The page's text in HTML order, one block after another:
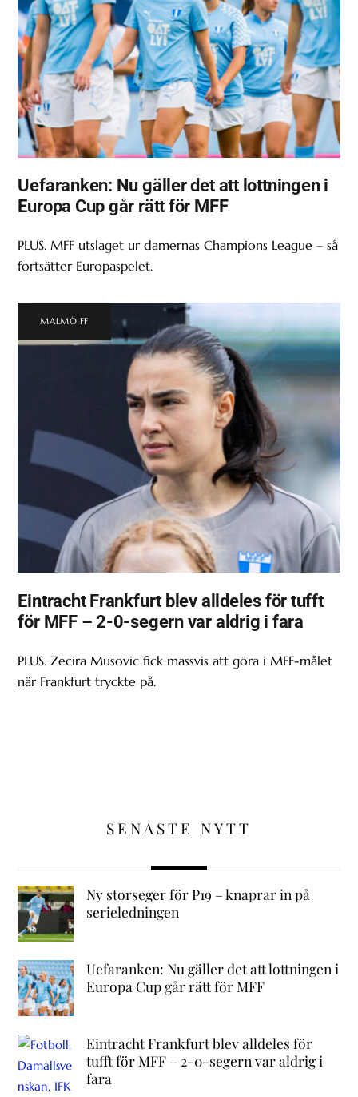
Uefaranken: Nu gäller det att lottningen i
Europa Cup går rätt för MFF
PLUS. MFF utslaget ur damernas Champions League – så
fortsätter Europaspelet.
MALMÖ FF
Eintracht Frankfurt blev alldeles för tufft
för MFF – 2-0-segern var aldrig i fara
PLUS. Zecira Musovic fick massvis att göra i MFF-målet
när Frankfurt tryckte på.
SENASTE NYTT
Ny storseger för P19 – knaprar in på
serieledningen
Uefaranken: Nu gäller det att lottningen i
Europa Cup går rätt för MFF
Eintracht Frankfurt blev alldeles för
tufft för MFF – 2-0-segern var aldrig i
fara